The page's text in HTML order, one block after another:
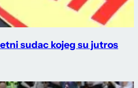
sudac kojeg su jutros